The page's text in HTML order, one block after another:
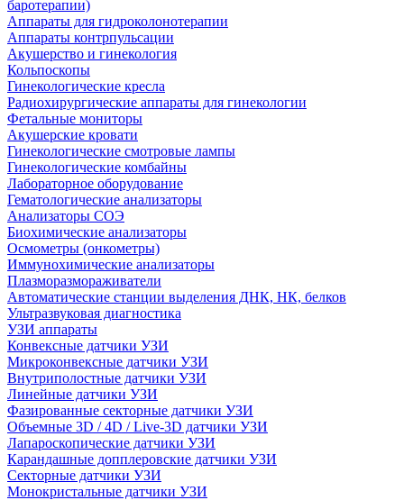
баротерапии)
Аппараты для гидроколонотерапии
Аппараты контрпульсации
Акушерство и гинекология
Кольпоскопы
Гинекологические кресла
Радиохирургические аппараты для гинекологии
Фетальные мониторы
Акушерские кровати
Гинекологические смотровые лампы
Гинекологические комбайны
Лабораторное оборудование
Гематологические анализаторы
Анализаторы СОЭ
Биохимические анализаторы
Осмометры (онкометры)
Иммунохимические анализаторы
Плазморазмораживатели
Автоматические станции выделения ДНК, НК, белков
Ультразвуковая диагностика
УЗИ аппараты
Конвексные датчики УЗИ
Микроконвексные датчики УЗИ
Внутриполостные датчики УЗИ
Линейные датчики УЗИ
Фазированные секторные датчики УЗИ
Объемные 3D / 4D / Live-3D датчики УЗИ
Лапароскопические датчики УЗИ
Карандашные допплеровские датчики УЗИ
Секторные датчики УЗИ
Монокристальные датчики УЗИ